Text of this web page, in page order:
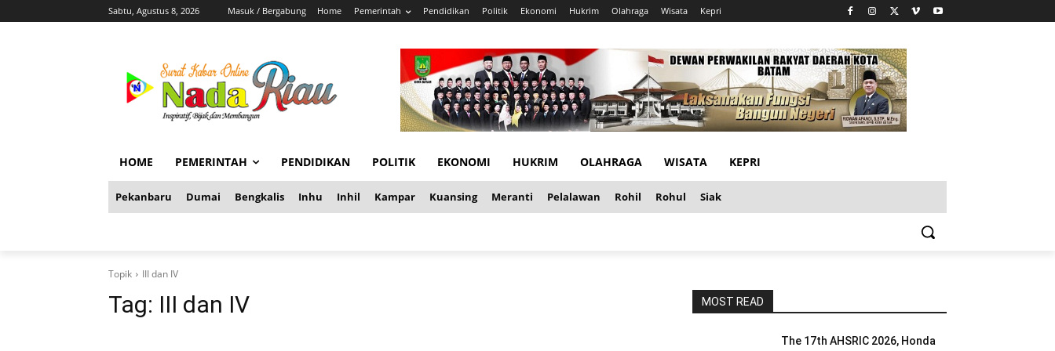
Sabtu, Agustus 8, 2026 Masuk / Bergabung Home Pemerintah Pendidikan Politik Ekonomi Hukrim Olahraga Wisata Kepri
HOME PEMERINTAH PENDIDIKAN POLITIK EKONOMI HUKRIM OLAHRAGA WISATA KEPRI
Pekanbaru Dumai Bengkalis Inhu Inhil Kampar Kuansing Meranti Pelalawan Rohil Rohul Siak
Topik III dan IV
Tag: III dan IV MOST READ
The 17th AHSRIC 2026, Honda